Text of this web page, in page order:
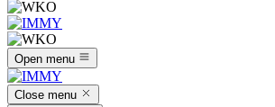
Open menu
Close menu